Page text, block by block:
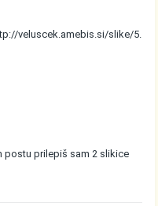
veluscek.amebis.si/slike/5.
postu prilepiš sam 2 slikice